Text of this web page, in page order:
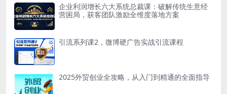
企业利润增长六大系统总裁课：破解传统生意经
营困局，获客团队激励全维度落地方案
引流系列课2，微博硬广告实战引流课程
2025外贸创业全攻略，从入门到精通的全面指导